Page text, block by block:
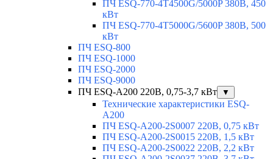
ПЧ ESQ-770-4T4500G/5000P 380В, 450
кВт
ПЧ ESQ-770-4T5000G/5600P 380В, 500
кВт
ПЧ ESQ-800
ПЧ ESQ-1000
ПЧ ESQ-2000
ПЧ ESQ-9000
ПЧ ESQ-A200 220В, 0,75-3,7 кВт
▼
Технические характеристики ESQ-
A200
ПЧ ESQ-A200-2S0007 220В, 0,75 кВт
ПЧ ESQ-A200-2S0015 220В, 1,5 кВт
ПЧ ESQ-A200-2S0022 220В, 2,2 кВт